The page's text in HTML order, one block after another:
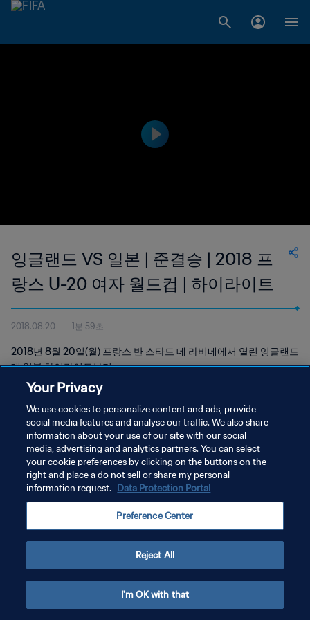
잉글랜드 VS 일본 | 준결승 | 2018 프
랑스 U-20 여자 월드컵 | 하이라이트
2018.08.20 1분 59초
2018년 8월 20일(월) 프랑스 반 스타드 데 라비네에서 열린 잉글랜드
대 일본 하이라이트보기
개인정보 보호정책
서비스 약관
쿠키 기본 설정 관리
Your Privacy
We use cookies to personalize content and ads, provide
social media features and analyse our traffic. We also share
information about your use of our site with our social
media, advertising and analytics partners. You can select
your cookie preferences by clicking on the buttons on the
right and place a do not sell or share my personal
information request. Data Protection Portal
Preference Center
Reject All
I'm OK with that